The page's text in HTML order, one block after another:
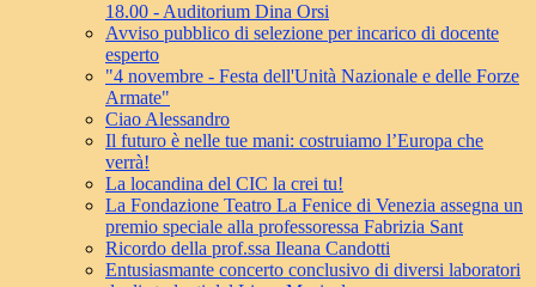
18.00 - Auditorium Dina Orsi
Avviso pubblico di selezione per incarico di docente
esperto
"4 novembre - Festa dell'Unità Nazionale e delle Forze
Armate"
Ciao Alessandro
Il futuro è nelle tue mani: costruiamo l’Europa che
verrà!
La locandina del CIC la crei tu!
La Fondazione Teatro La Fenice di Venezia assegna un
premio speciale alla professoressa Fabrizia Sant
Ricordo della prof.ssa Ileana Candotti
Entusiasmante concerto conclusivo di diversi laboratori